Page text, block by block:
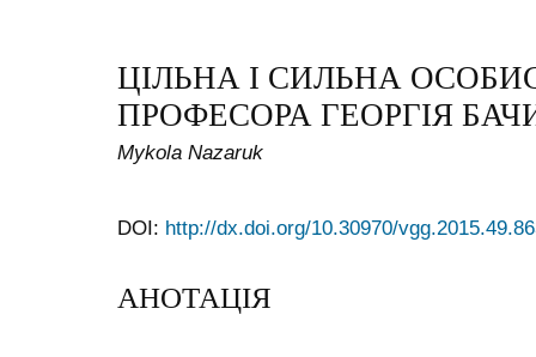
ЦІЛЬНА І СИЛЬНА
ПРОФЕСОРА ГЕОРГІЯ
Mykola Nazaruk
DOI: http://dx.doi.org/10.30970/
АНОТАЦІЯ